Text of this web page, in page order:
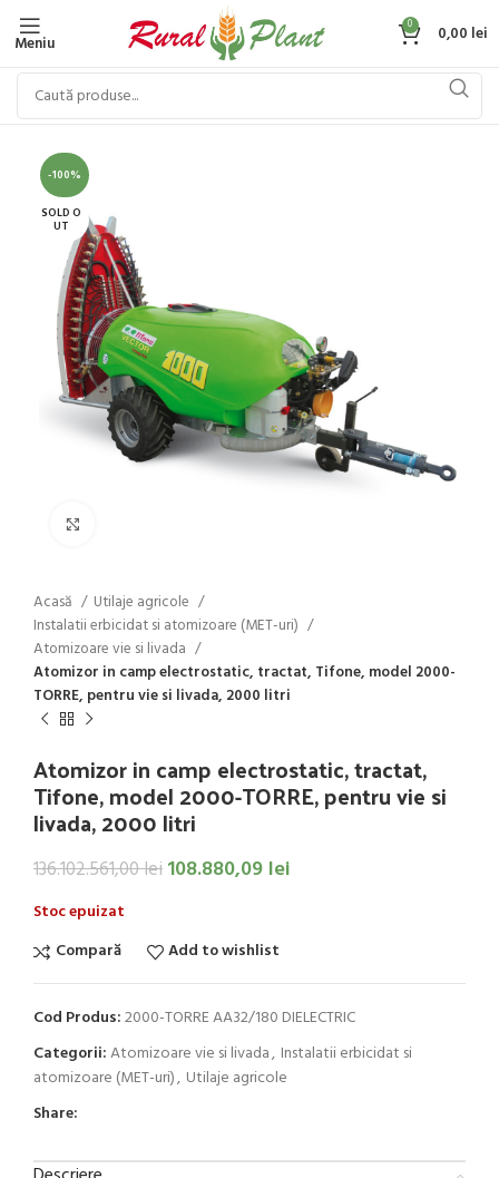
Meniu
0 0,00 lei
-100%
SOLD O
UT
Acasă
Utilaje agricole
Instalatii erbicidat si atomizoare (MET-uri)
Atomizoare vie si livada
Atomizor in camp electrostatic, tractat, Tifone, model 2000-
TORRE, pentru vie si livada, 2000 litri
Atomizor in camp electrostatic, tractat,
Tifone, model 2000-TORRE, pentru vie si
livada, 2000 litri
136.102.561,00lei108.880,09 lei
Stoc epuizat
Compară
Add to wishlist
Cod Produs:2000-TORRE AA32/180 DIELECTRIC
Categorii:Atomizoare vie si livada, Instalatii erbicidat si
atomizoare (MET-uri), Utilaje agricole
Share: